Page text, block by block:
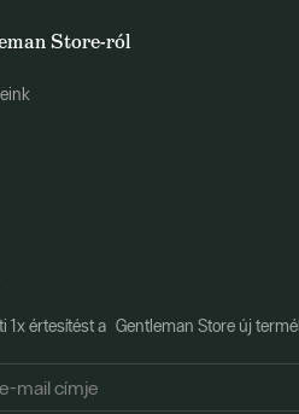
Store-ról
1x értesítést a Gentleman Store új